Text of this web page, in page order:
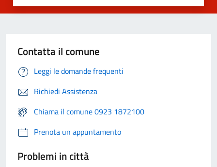
Contatta il comune
Leggi le domande frequenti
Richiedi Assistenza
Chiama il comune 0923 1872100
Prenota un appuntamento
Problemi in città